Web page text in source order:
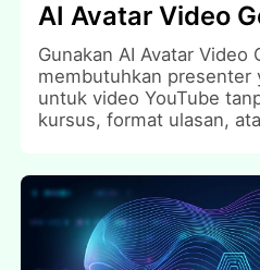
AI Avatar Video
Gunakan AI Avatar Video
membutuhkan presenter
untuk video YouTube
kursus, format ulasan,